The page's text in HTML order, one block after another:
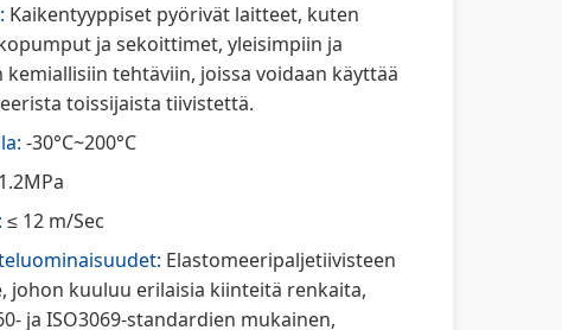
Kaikentyyppiset pyörivät laitteet, kuten
ja sekoittimet, yleisimpiin ja
kemiallisiin tehtäviin, joissa voidaan käyttää
toissijaista tiivistettä.
-30°C~200°C
≤ 12 m/Sec
Elastomeeripaljetiivisteen
johon kuuluu erilaisia kiinteitä renkaita,
ja ISO3069-standardien mukainen,